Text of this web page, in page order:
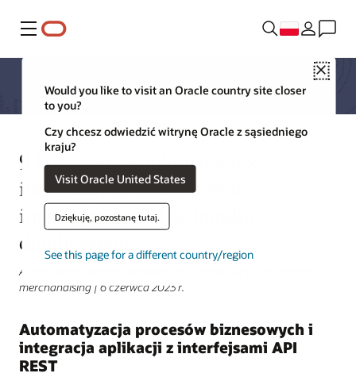
Menu
Close
Would you like to visit an Oracle country site closer
to you?
Czy chcesz odwiedzić witrynę Oracle z sąsiedniego
kraju?
Visit Oracle United States
Dziękuję, pozostanę tutaj.
See this page for a different country/region
9 korzyści wynikających z
integracji nowoczesnych
interfejsów API w handlu
detalicznym
Ashish Keshri, starszy menedżer ds. architektury funkcjonalnej -
merchandising | 6 czerwca 2023 r.
Automatyzacja procesów biznesowych i
integracja aplikacji z interfejsami API
REST